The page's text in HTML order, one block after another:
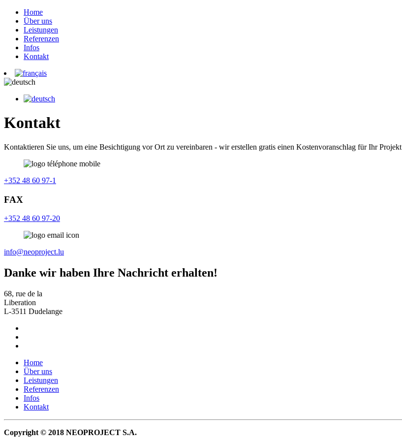
Home
Über uns
Leistungen
Referenzen
Infos
Kontakt
Kontakt
Kontaktieren Sie uns, um eine Besichtigung vor Ort zu vereinbaren - wir erstellen gratis einen Kostenvoranschlag für Ihr Projekt
+352 48 60 97-1
FAX
+352 48 60 97-20
info@neoproject.lu
Danke wir haben Ihre Nachricht erhalten!
68, rue de la
Liberation
L-3511 Dudelange
Home
Über uns
Leistungen
Referenzen
Infos
Kontakt
Copyright © 2018 NEOPROJECT S.A.